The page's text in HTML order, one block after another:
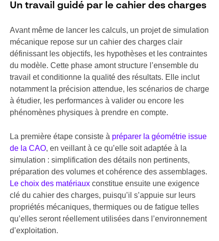
Un travail guidé par le cahier des charges
Avant même de lancer les calculs, un projet de simulation
mécanique repose sur un cahier des charges clair
définissant les objectifs, les hypothèses et les contraintes
du modèle. Cette phase amont structure l’ensemble du
travail et conditionne la qualité des résultats. Elle inclut
notamment la précision attendue, les scénarios de charge
à étudier, les performances à valider ou encore les
phénomènes physiques à prendre en compte.
La première étape consiste à préparer la géométrie issue
de la CAO, en veillant à ce qu’elle soit adaptée à la
simulation : simplification des détails non pertinents,
préparation des volumes et cohérence des assemblages.
Le choix des matériaux constitue ensuite une exigence
clé du cahier des charges, puisqu’il s’appuie sur leurs
propriétés mécaniques, thermiques ou de fatigue telles
qu’elles seront réellement utilisées dans l’environnement
d’exploitation.